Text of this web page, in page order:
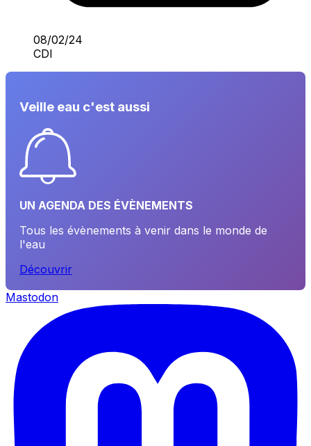
08/02/24
CDI
Veille eau c'est aussi
UN AGENDA DES ÉVÈNEMENTS
Tous les évènements à venir dans le monde de
l'eau
Découvrir
Mastodon